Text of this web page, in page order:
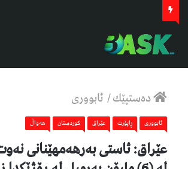
دەستپێك/ ئابووری
ئابووری ڕاپۆرت عێراق كوردستان هەواڵ
عێراق: ئاستی بەرهەمهێنانی